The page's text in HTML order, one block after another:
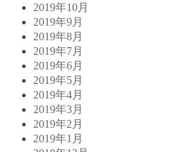
2019年10月
2019年9月
2019年8月
2019年7月
2019年6月
2019年5月
2019年4月
2019年3月
2019年2月
2019年1月